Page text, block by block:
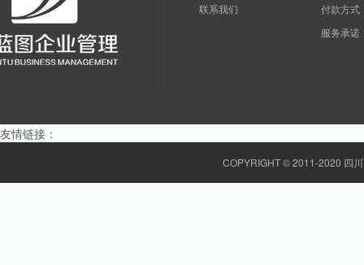
联系我们
付款方式
服务承诺
友情链接：
COPYRIGHT © 2011-2020 四